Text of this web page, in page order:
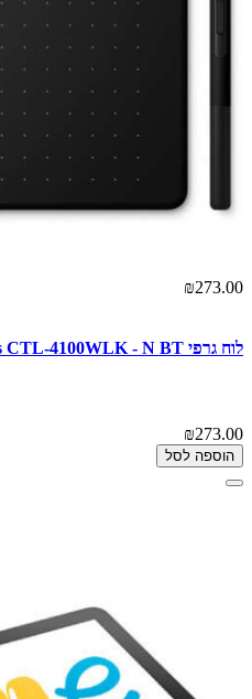
₪273.00
לוח גרפי Wacom Intuos CTL-4100WLK - N BT
₪273.00
הוספה לסל